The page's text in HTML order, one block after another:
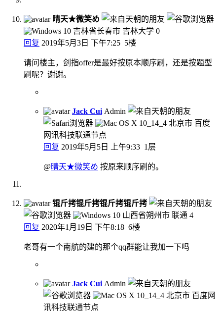
晴天★微笑め
吉林省长春市 吉林大学 0
回复 2019年5月3日 下午7:25 5楼
请问楼主，剑指offer是最好按原本顺序刷，还是按题型
刷呢？谢谢。
Jack Cui Admin
北京市 百度
网讯科技联通节点
回复 2019年5月5日 上午9:33 1层
@晴天★微笑め 按原来顺序刷的。
锟斤拷锟斤拷锟斤拷锟斤拷
山西省朔州市 联通 4
回复 2020年1月19日 下午8:18 6楼
老哥有一个南航的建的那个qq群能让我加一下吗
Jack Cui Admin
北京市 百度网
讯科技联通节点